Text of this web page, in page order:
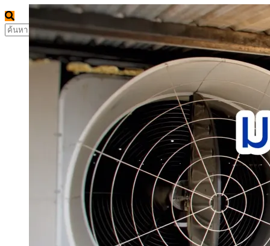
ค้นหา